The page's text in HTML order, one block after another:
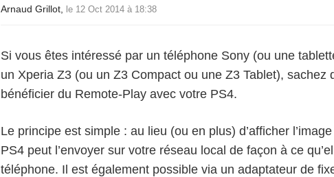
Arnaud Grillot, le 12 Oct 2014 à 18:38
Si vous êtes intéressé par un téléphone Sony (ou une
un Xperia Z3 (ou un Z3 Compact ou une Z3 Tablet), sachez
bénéficier du Remote-Play avec votre PS4.
Le principe est simple : au lieu (ou en plus) d’afficher
PS4 peut l’envoyer sur votre réseau local de façon à ce
téléphone. Il est également possible via un adaptateur de